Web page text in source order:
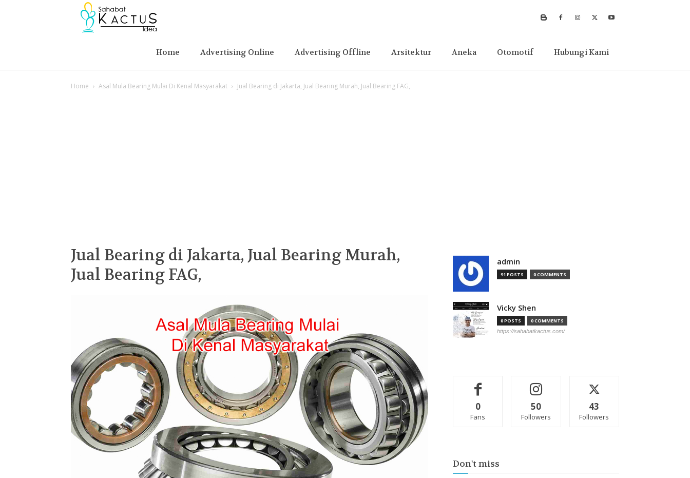
Advertising
Home Advertising Online Advertising Offline Arsitektur Aneka Otomotif Hubungi Kami
Home Asal Mula Bearing Mulai Di Kenal Masyarakat Jual Bearing di Jakarta, Jual Bearing Murah, Jual Bearing FAG,
Jual Bearing di Jakarta, Jual Bearing Murah,
Jual Bearing FAG,
admin
91 POSTS 0 COMMENTS
Vicky Shen
0 POSTS 0 COMMENTS
https://sahabatkactus.com/
0
Fans
50
Followers
43
Followers
Don't miss